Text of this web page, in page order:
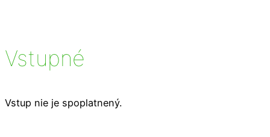
Vstupné
Vstup nie je spoplatnený.